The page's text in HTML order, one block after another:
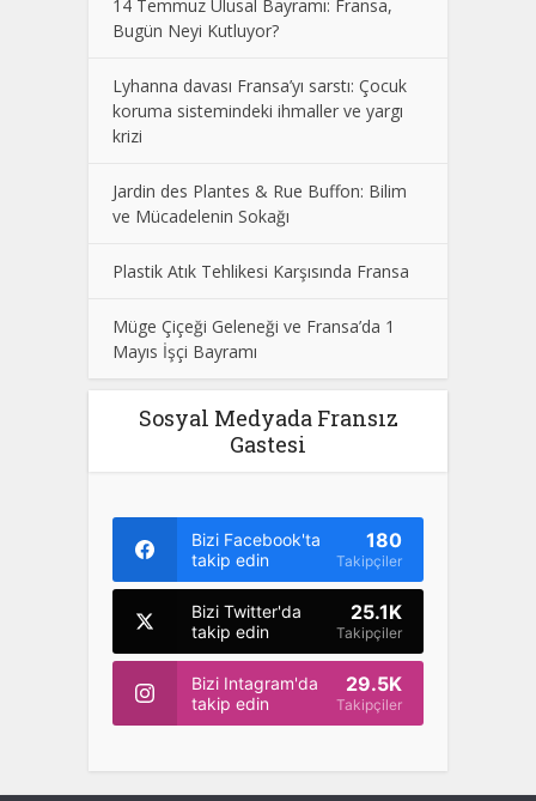
14 Temmuz Ulusal Bayramı: Fransa,
Bugün Neyi Kutluyor?
Lyhanna davası Fransa’yı sarstı: Çocuk
koruma sistemindeki ihmaller ve yargı
krizi
Jardin des Plantes & Rue Buffon: Bilim
ve Mücadelenin Sokağı
Plastik Atık Tehlikesi Karşısında Fransa
Müge Çiçeği Geleneği ve Fransa’da 1
Mayıs İşçi Bayramı
Sosyal Medyada Fransız
Gastesi
Bizi Facebook'ta
takip edin
180
Takipçiler
Bizi Twitter'da
takip edin
25.1K
Takipçiler
Bizi Intagram'da
takip edin
29.5K
Takipçiler